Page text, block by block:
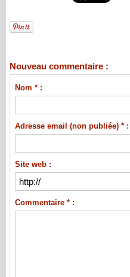
Nouveau commentaire :
Nom * :
Adresse email (non publiée) * :
Site web :
Commentaire * :